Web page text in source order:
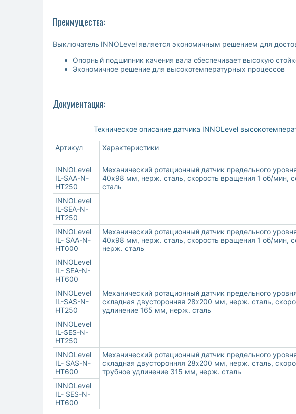
Преимущества:
Выключатель INNOLevel является экономичным решением для
Опорный подшипник качения вала обеспечивает высокую
Экономичное решение для высокотемпературных процессов
Документация:
Техническое описание датчика INNOLevel
Артикул Характеристики
INNOLevel
IL-SAA-N-
HT250
Механический ротационный датчик предельного
40х98 мм, нерж. сталь, скорость вращения 1 об/мин,
сталь
INNOLevel
IL-SEA-N-
HT250
INNOLevel
IL- SAA-N-
HT600
Механический ротационный датчик предельного
40х98 мм, нерж. сталь, скорость вращения 1 об/мин,
нерж. сталь
INNOLevel
IL- SEA-N-
HT600
INNOLevel
IL-SAS-N-
HT250
Механический ротационный датчик предельного
складная двусторонняя 28х200 мм, нерж. сталь,
удлинение 165 мм, нерж. сталь
INNOLevel
IL-SES-N-
HT250
INNOLevel
IL- SAS-N-
HT600
Механический ротационный датчик предельного
складная двусторонняя 28х200 мм, нерж. сталь,
трубное удлинение 315 мм, нерж. сталь
INNOLevel
IL- SES-N-
HT600